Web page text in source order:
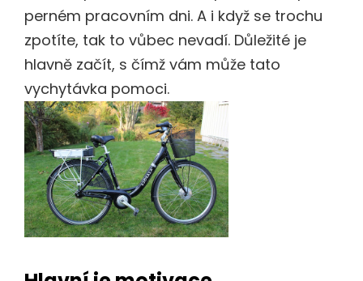
perném pracovním dni. A i když se trochu
zpotíte, tak to vůbec nevadí. Důležité je
hlavně začít, s čímž vám může tato
vychytávka pomoci.